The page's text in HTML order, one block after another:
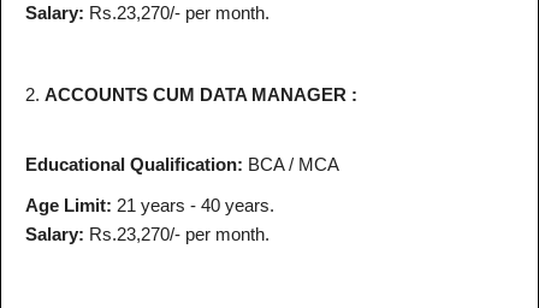
Salary: Rs.23,270/- per month.
2. ACCOUNTS CUM DATA MANAGER :
Educational Qualification: BCA / MCA
Age Limit: 21 years - 40 years.
Salary: Rs.23,270/- per month.